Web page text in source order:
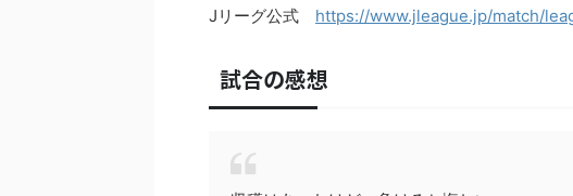
Jリーグ公式 https://www.jleague.jp/match/
試合の感想